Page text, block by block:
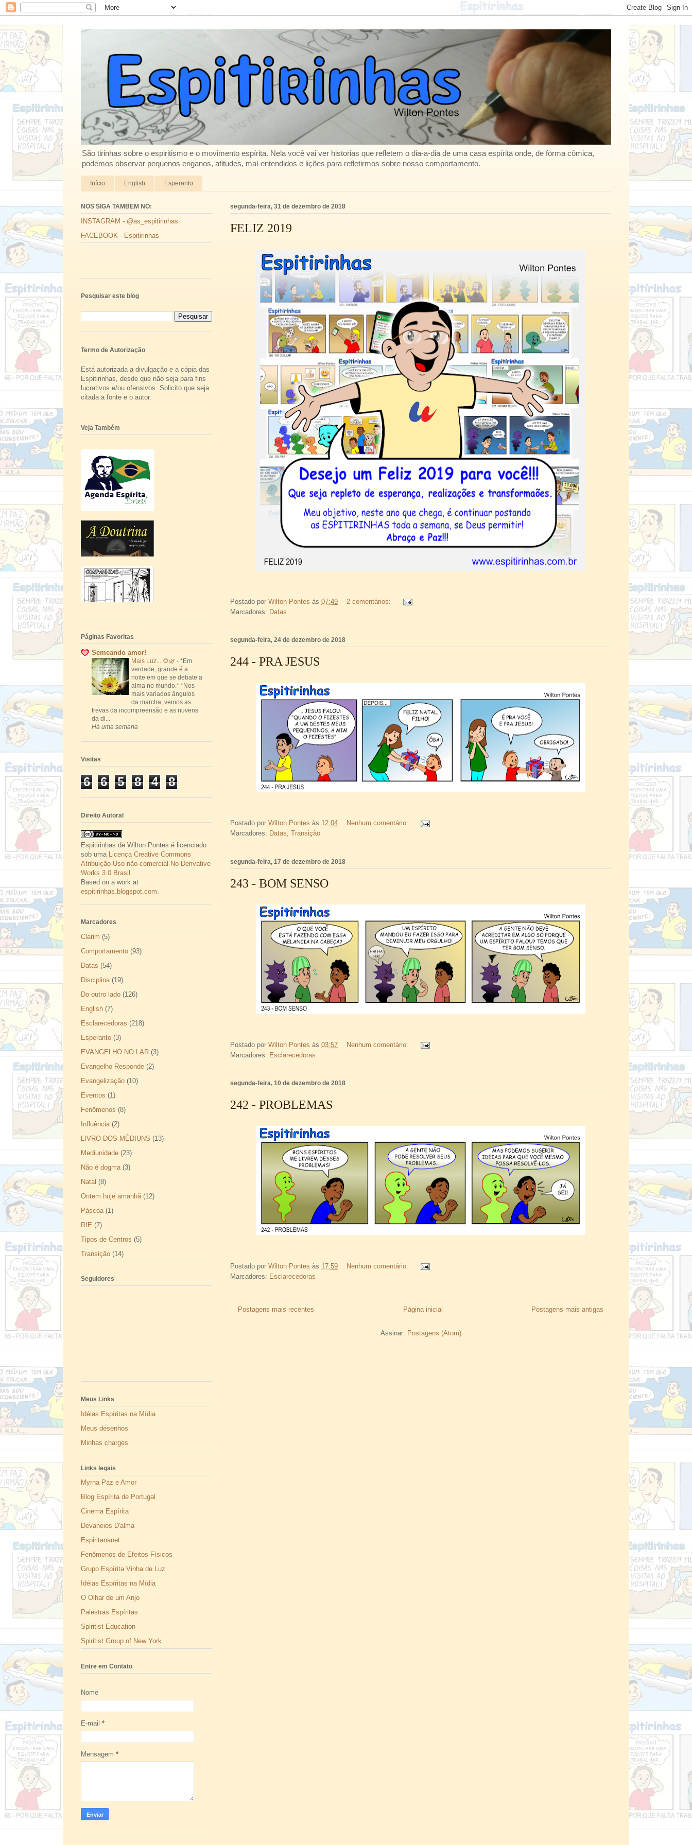
São tirinhas sobre o espiritismo e o movimento espírita. Nela você vai ver historias que refletem o dia-a-dia de uma casa espírita onde, de forma cômica,
podemos observar pequenos enganos, atitudes, mal-entendidos e lições para refletirmos sobre nosso comportamento.
Início English Esperanto
segunda-feira, 31 de dezembro de 2018
FELIZ 2019
Postado por Wilton Pontes às 07:49
2 comentários:
Marcadores: Datas
segunda-feira, 24 de dezembro de 2018
244 - PRA JESUS
Postado por Wilton Pontes às 12:04
Nenhum comentário:
Marcadores: Datas, Transição
segunda-feira, 17 de dezembro de 2018
243 - BOM SENSO
Postado por Wilton Pontes às 03:57
Nenhum comentário:
Marcadores: Esclarecedoras
segunda-feira, 10 de dezembro de 2018
242 - PROBLEMAS
Postado por Wilton Pontes às 17:59
Nenhum comentário:
Marcadores: Esclarecedoras
Postagens mais recentes Postagens mais antigas
Página inicial
Assinar: Postagens (Atom)
NOS SIGA TAMBEM NO:
INSTAGRAM - @as_espitirinhas
FACEBOOK - Espitirinhas
Pesquisar este blog
Termo de Autorização
Está autorizada a divulgação e a cópia das
Espitirinhas, desde que não seja para fins
lucrativos e/ou ofensivos. Solicito que seja
citada a fonte e o autor.
Veja Também
Páginas Favoritas
Semeando amor!
Mais Luz... 🌻🌿 - *Em
verdade, grande é a
noite em que se debate a
alma no mundo.* *Nos
mais variados ângulos
da marcha, vemos as
trevas da incompreensão e as nuvens
da di...
Há uma semana
Visitas
6 6 5 8 4 8
Direito Autoral
Espitirinhas de Wilton Pontes é licenciado
sob uma
Licença Creative Commons
Atribuição-Uso não-comercial-No Derivative
Works 3.0 Brasil
Based on a work at
espitirinhas.blogspot.com
Marcadores
Clarim (5)
Comportamento (93)
Datas (54)
Disciplina (19)
Do outro lado (126)
English (7)
Esclarecedoras (218)
Esperanto (3)
EVANGELHO NO LAR (3)
Evangelho Responde (2)
Evangelização (10)
Eventos (1)
Fenômenos (8)
Influência (2)
LIVRO DOS MÉDIUNS (13)
Mediunidade (23)
Não é dogma (3)
Natal (8)
Ontem hoje amanhã (12)
Páscoa (1)
RIE (7)
Tipos de Centros (5)
Transição (14)
Seguidores
Meus Links
Idéias Espíritas na Mídia
Meus desenhos
Minhas charges
Links legais
Myrna Paz e Amor
Blog Espírita de Portugal
Cinema Espírita
Devaneios D'alma
Espiritananet
Fenômenos de Efeitos Físicos
Grupo Espírita Vinha de Luz
Idéias Espíritas na Mídia
O Olhar de um Anjo
Palestras Espíritas
Spiritist Education
Spiritist Group of New York
Entre em Contato
Nome
E-mail *
Mensagem *